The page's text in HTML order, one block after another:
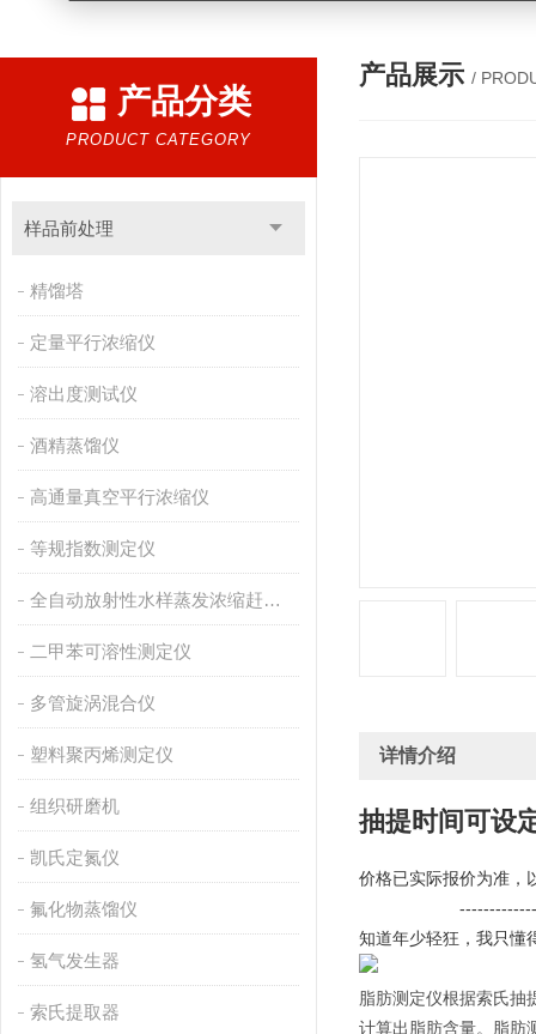
产品分类
PRODUCT CATEGORY
样品前处理
精馏塔
定量平行浓缩仪
溶出度测试仪
酒精蒸馏仪
高通量真空平行浓缩仪
等规指数测定仪
全自动放射性水样蒸发浓缩赶酸仪
二甲苯可溶性测定仪
多管旋涡混合仪
塑料聚丙烯测定仪
组织研磨机
凯氏定氮仪
氟化物蒸馏仪
氢气发生器
索氏提取器
产品展示 /
详情介绍
抽提时间可设
价格已实际报价为准，
知道年少轻狂，我只懂
脂肪测定仪根据索氏抽
计算出脂肪含量。脂肪